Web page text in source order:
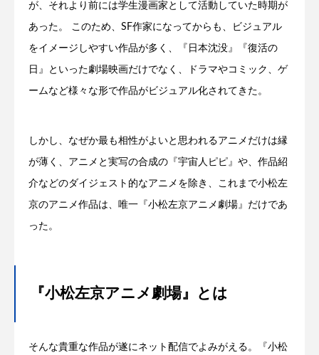
が、それより前には学生漫画家として活動していた時期が
あった。 このため、SF作家になってからも、ビジュアル
をイメージしやすい作品が多く、『日本沈没』『復活の
日』といった劇場映画だけでなく、ドラマやコミック、ゲ
ームなど様々な形で作品がビジュアル化されてきた。
しかし、なぜか最も相性がよいと思われるアニメだけは縁
が薄く、アニメと実写の合成の『宇宙人ピピ』や、作品紹
介などのダイジェスト的なアニメを除き、これまで小松左
京のアニメ作品は、唯一『小松左京アニメ劇場』だけであ
った。
『小松左京アニメ劇場』とは
そんな貴重な作品が遂にネット配信でよみがえる。『小松